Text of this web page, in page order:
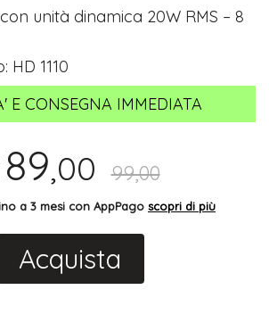
con unità dinamica 20W RMS – 8
HD 1110
E CONSEGNA IMMEDIATA
89,00 99,00
a 3 mesi con AppPago scopri di più
Acquista